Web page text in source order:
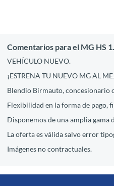
Comentarios para el MG HS
VEHÍCULO NUEVO.
¡ESTRENA TU NUEVO MG AL
Blendio Birmauto, concesionario
Flexibilidad en la forma de pago,
Disponemos de una amplia gama
La oferta es válida salvo error
Imágenes no contractuales.